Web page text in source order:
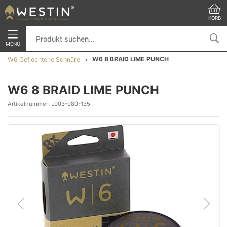
KORB
MENÜ
W6 Geflochtene Schnüre W6 8 BRAID LIME PUNCH
W6 8 BRAID LIME PUNCH
Artikelnummer: L003-080-135